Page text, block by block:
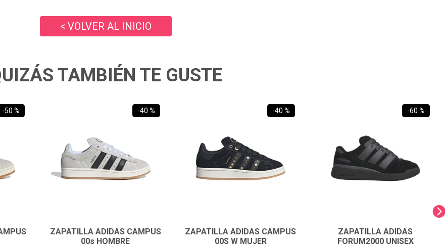
< VOLVER AL INICIO
TAMBIÉN TE GUSTE
-50 % -40 %
ZAPATILLA ADIDAS CAMPUS
00s HOMBRE
-40 %
ZAPATILLA ADIDAS CAMPUS
00S W MUJER
-60 %
ZAPATILLA ADIDAS
FORUM2000 UNISEX